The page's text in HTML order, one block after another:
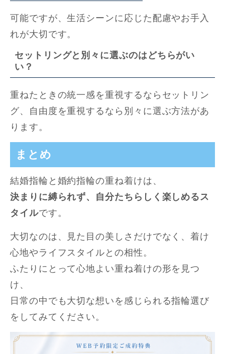
可能ですが、生活シーンに応じた配慮やお手入
れが大切です。
セットリングと別々に選ぶのはどちらがい
い？
重ねたときの統一感を重視するならセットリン
グ、自由度を重視するなら別々に選ぶ方法があ
ります。
まとめ
結婚指輪と婚約指輪の重ね着けは、
決まりに縛られず、自分たちらしく楽しめるス
タイルです。
大切なのは、見た目の美しさだけでなく、着け
心地やライフスタイルとの相性。
ふたりにとって心地よい重ね着けの形を見つ
け、
日常の中でも大切な想いを感じられる指輪選び
をしてみてください。